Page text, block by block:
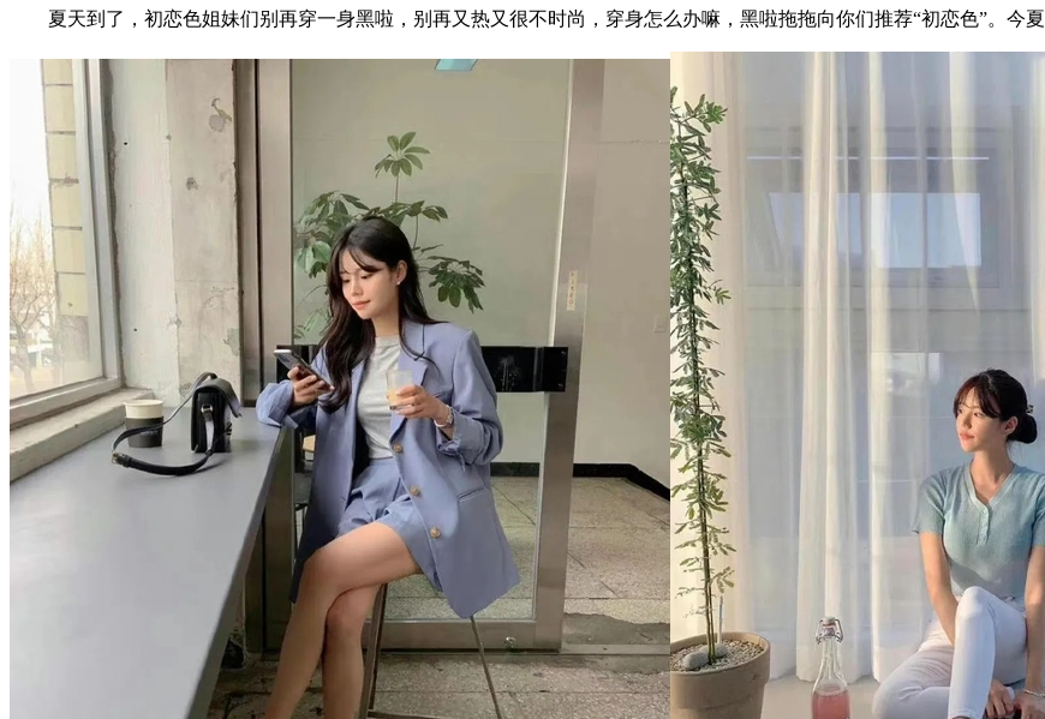
夏天到了，初恋色姐妹们别再穿一身黑啦，别再又热又很不时尚，穿身怎么办嘛，黑啦拖拖向你们推荐“初恋色”。今夏